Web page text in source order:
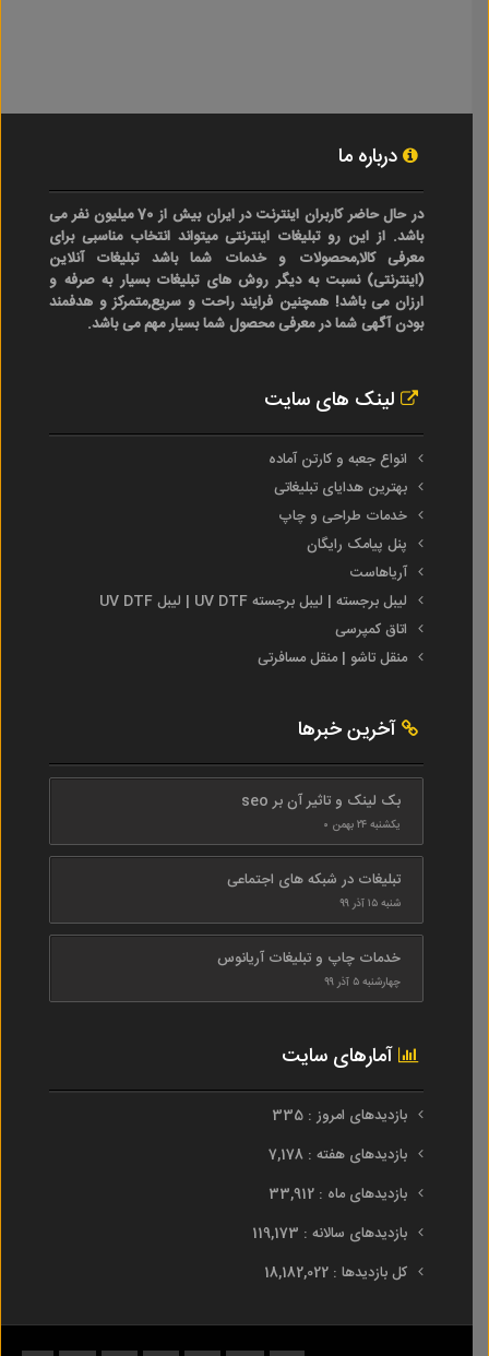
درباره ما
در حال حاضر کاربران اینترنت در ایران بیش از 70 میلیون نفر می
باشد. از این رو تبلیغات اینترنتی میتواند انتخاب مناسبی برای
معرفی کالا,محصولات و خدمات شما باشد تبلیغات آنلاین
(اینترنتی) نسبت به دیگر روش های تبلیغات بسیار به صرفه و
ارزان می باشد! همچنین فرایند راحت و سریع,متمرکز و هدفمند
بودن آگهی شما در معرفی محصول شما بسیار مهم می باشد.
لینک های سایت
انواع جعبه و کارتن آماده
بهترین هدایای تبلیغاتی
خدمات طراحی و چاپ
پنل پیامک رایگان
آریاهاست
لیبل برجسته | لیبل برجسته UV DTF | لیبل UV DTF
اتاق کمپرسی
منقل تاشو | منقل مسافرتی
آخرین خبرها
بک لینک و تاثیر آن بر seo
یکشنبه ۲۴ بهمن ۰
تبلیغات در شبکه های اجتماعی
شنبه ۱۵ آذر ۹۹
خدمات چاپ و تبلیغات آریانوس
چهارشنبه ۵ آذر ۹۹
آمارهای سایت
بازدیدهای امروز : 335
بازدیدهای هفته : 7,178
بازدیدهای ماه : 33,912
بازدیدهای سالانه : 119,173
کل بازدیدها : 18,182,022